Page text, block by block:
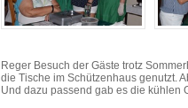
Reger Besuch der Gäste trotz
die Tische im Schützenhaus genutzt.
Und dazu passend gab es die kühlen